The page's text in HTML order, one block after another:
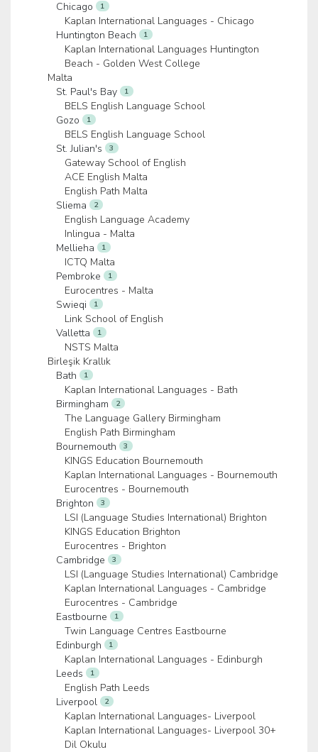
Chicago 1
Kaplan International Languages - Chicago
Huntington Beach
1
Kaplan International Languages Huntington
Beach - Golden West College
Malta
St. Paul's Bay
1
BELS English Language School
Gozo
1
BELS English Language School
St. Julian's
3
Gateway School of English
ACE English Malta
English Path Malta
Sliema
2
English Language Academy
Inlingua - Malta
Mellieha
1
ICTQ Malta
Pembroke
1
Eurocentres - Malta
Swieqi
1
Link School of English
Valletta
1
NSTS Malta
Birleşik Krallık
Bath
1
Kaplan International Languages - Bath
Birmingham
2
The Language Gallery Birmingham
English Path Birmingham
Bournemouth
3
KINGS Education Bournemouth
Kaplan International Languages - Bournemouth
Eurocentres - Bournemouth
Brighton
3
LSI (Language Studies International) Brighton
KINGS Education Brighton
Eurocentres - Brighton
Cambridge
3
LSI (Language Studies International) Cambridge
Kaplan International Languages - Cambridge
Eurocentres - Cambridge
Eastbourne
1
Twin Language Centres Eastbourne
Edinburgh
1
Kaplan International Languages - Edinburgh
Leeds
1
English Path Leeds
Liverpool
2
Kaplan International Languages- Liverpool
Kaplan International Languages- Liverpool 30+
Dil Okulu